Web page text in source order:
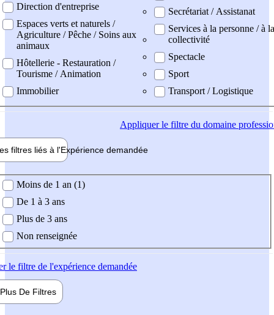
Direction d'entreprise
Espaces verts et naturels /
Agriculture / Pêche / Soins aux
animaux
Hôtellerie - Restauration /
Tourisme / Animation
Immobilier
Secrétariat / Assistanat
Services à la personne / à la
collectivité
Spectacle
Sport
Transport / Logistique
Appliquerle filtre du domaine
filtres liés à l'Expérience demandée
demandée
Moins de 1 an (1)
De 1 à 3 ans
Plus de 3 ans
Non renseignée
le filtre de l'expérience demandée
Plus De Filtres